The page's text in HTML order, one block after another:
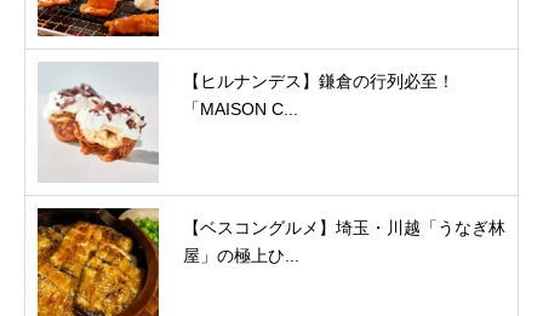
【ヒルナンデス】鎌倉の行列必至！
「MAISON C...
【ベスコングルメ】埼玉・川越「うなぎ林
屋」の極上ひ...